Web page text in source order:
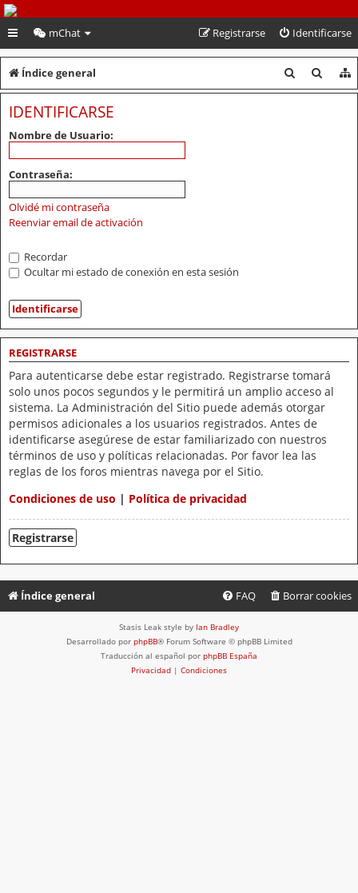
PeruVoley.com
mChat Identificarse
Registrarse
Índice general
u
u
IDENTIFICARSE
Nombre de Usuario:
Contraseña:
Olvidé mi contraseña
Reenviar email de activación
Recordar
Ocultar mi estado de conexión en esta sesión
REGISTRARSE
Para autenticarse debe estar registrado. Registrarse tomará
solo unos pocos segundos y le permitirá un amplio acceso al
sistema. La Administración del Sitio puede además otorgar
permisos adicionales a los usuarios registrados. Antes de
identificarse asegúrese de estar familiarizado con nuestros
términos de uso y políticas relacionadas. Por favor lea las
reglas de los foros mientras navega por el Sitio.
Condiciones de uso | Política de privacidad
Registrarse
Índice general Borrar cookies
FAQ
Stasis Leak style by Ian Bradley
Desarrollado por phpBB® Forum Software © phpBB Limited
Traducción al español por phpBB España
Privacidad | Condiciones